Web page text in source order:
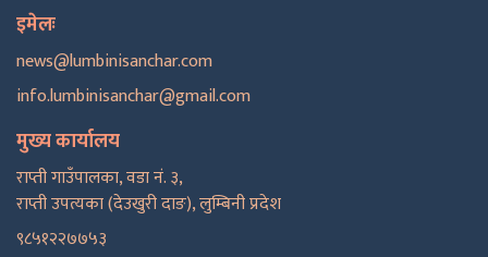
इमेलः
news@lumbinisanchar.com
info.lumbinisanchar@gmail.com
मुख्य कार्यालय
राप्ती गाउँपालका, वडा नं. ३,
राप्ती उपत्यका (देउखुरी दाङ), लुम्बिनी प्रदेश
९८५१२२७७५३